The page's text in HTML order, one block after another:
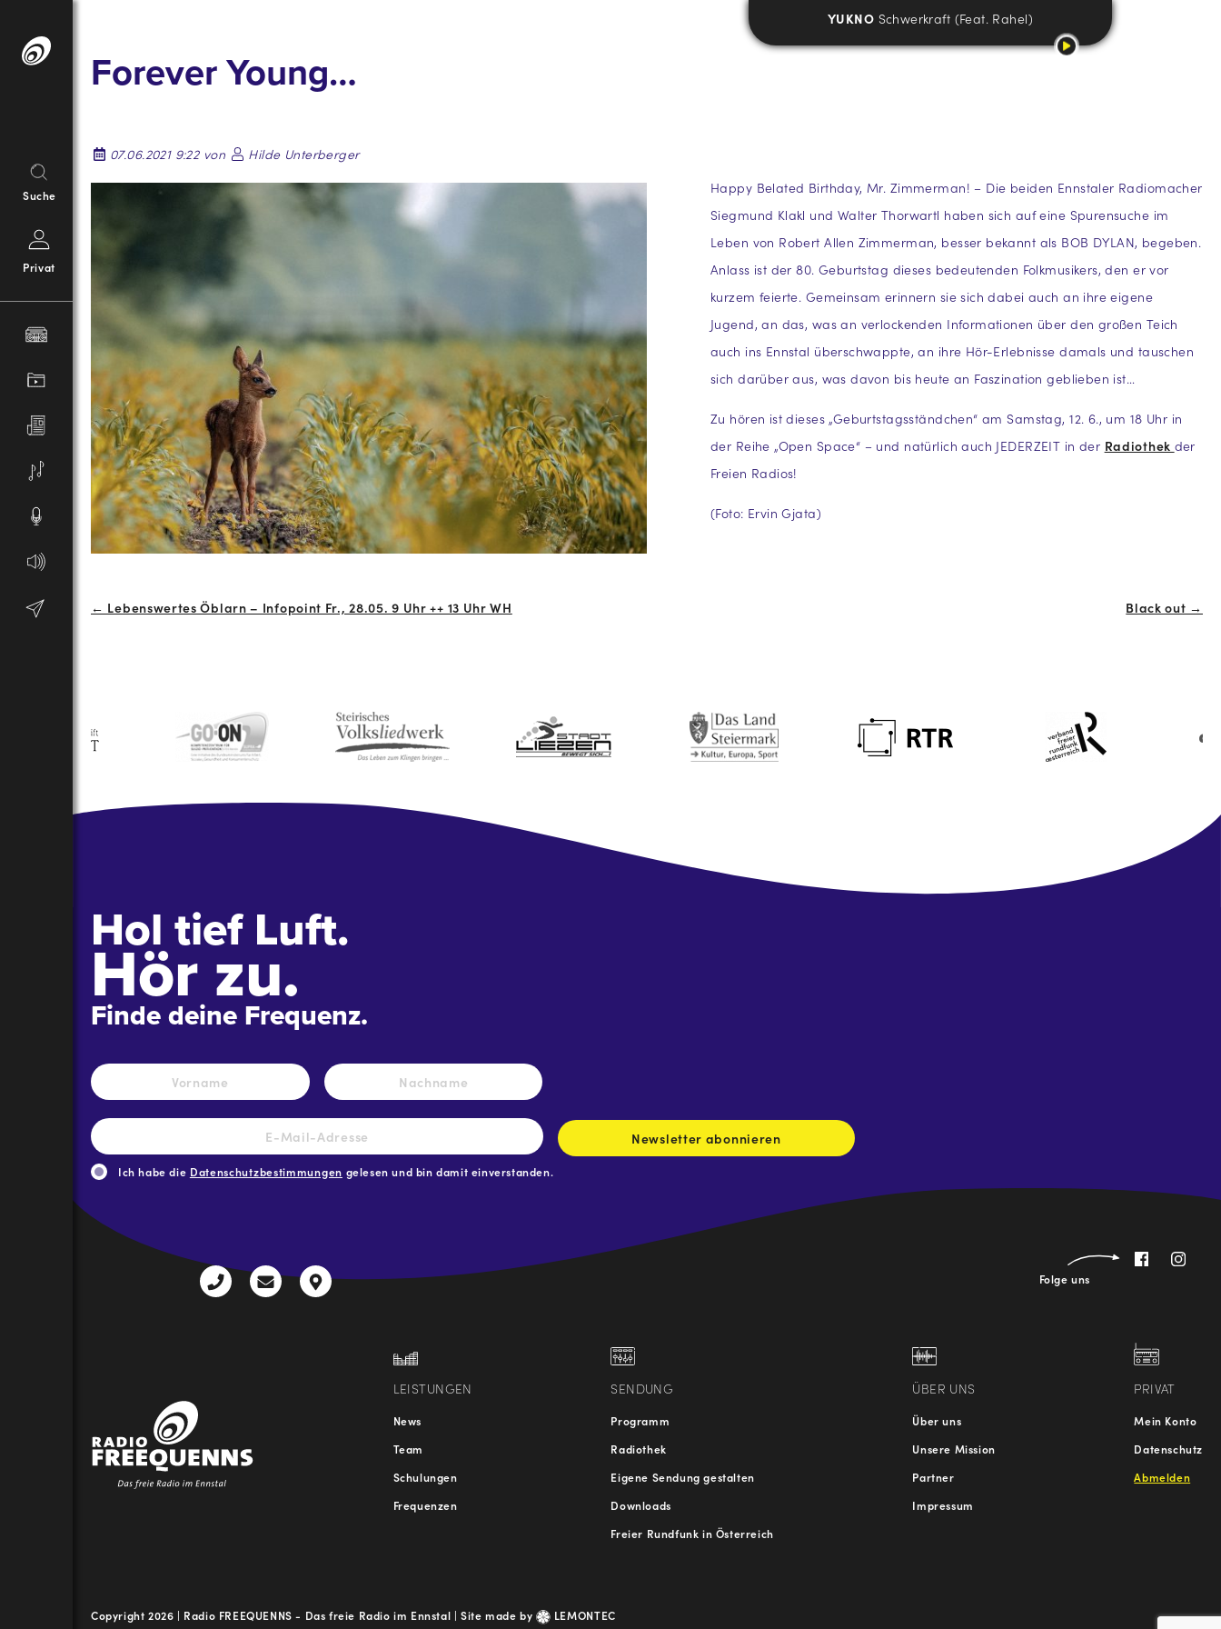
Inhalt
Suche
Privat
YUKNO Schwerkraft (Feat. Rahel)
Forever Young…
07.06.2021 9:22 von
Hilde Unterberger
Happy Belated Birthday, Mr. Zimmerman! – Die beiden Ennstaler Radiomacher
Siegmund Klakl und Walter Thorwartl haben sich auf eine Spurensuche im
Leben von Robert Allen Zimmerman, besser bekannt als BOB DYLAN, begeben.
Anlass ist der 80. Geburtstag dieses bedeutenden Folkmusikers, den er vor
kurzem feierte. Gemeinsam erinnern sie sich dabei auch an ihre eigene
Jugend, an das, was an verlockenden Informationen über den großen Teich
auch ins Ennstal überschwappte, an ihre Hör-Erlebnisse damals und tauschen
sich darüber aus, was davon bis heute an Faszination geblieben ist…
Zu hören ist dieses „Geburtstagsständchen“ am Samstag, 12. 6., um 18 Uhr in
der Reihe „Open Space“ – und natürlich auch JEDERZEIT in der Radiothek der
Freien Radios!
(Foto: Ervin Gjata)
← Lebenswertes Öblarn – Infopoint Fr., 28.05. 9 Uhr ++ 13 Uhr WH Black out →
Hol tief Luft.
Hör zu.
Finde deine Frequenz.
Name *
Vorname Nachname
E-
Mail-
Adresse *
Newsletter abonnieren
Ich habe die Datenschutzbestimmungen gelesen und bin damit einverstanden.
Folge uns
+43
radio@freequenns.at
Kulturhausstraße
LEISTUNGEN
News
Team
Schulungen
Frequenzen
SENDUNG
Programm
Radiothek
Eigene Sendung gestalten
Downloads
Freier Rundfunk in Österreich
ÜBER UNS
Über uns
Unsere Mission
Partner
Impressum
PRIVAT
Mein Konto
Datenschutz
Abmelden
Copyright 2026 | Radio FREEQUENNS - Das freie Radio im Ennstal |Site made by LEMONTEC